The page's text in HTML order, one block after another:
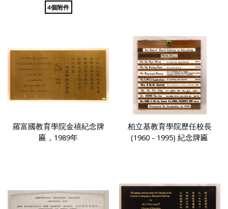
4個附件
羅富國教育學院金禧紀念牌
匾，1989年
柏立基教育學院歷任校長
(1960 - 1995) 紀念牌匾